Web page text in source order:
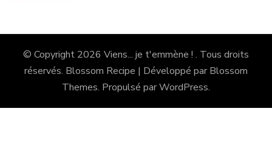
© Copyright 2026 Viens... je t'emmène ! . Tous droits
réservés. Blossom Recipe | Développé par Blossom
Themes. Propulsé parWordPress.